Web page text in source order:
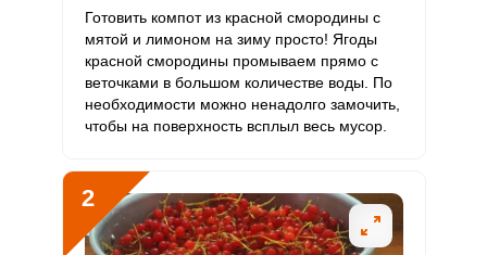
Витамин
С
112.2 мкг 90 мкг 6.8 41.6
Витамин
D
E
Биотин 10 мг 50 мг 1.1 6.7
Готовить компот из красной смородины с
мятой и лимоном на зиму просто! Ягоды
красной смородины промываем прямо с
веточками в большом количестве воды. По
необходимости можно ненадолго замочить,
чтобы на поверхность всплыл весь мусор.
2
Сообщить об ошибке